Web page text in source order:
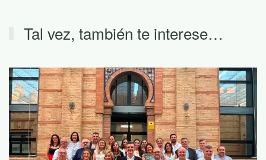
Tal vez, también te interese…